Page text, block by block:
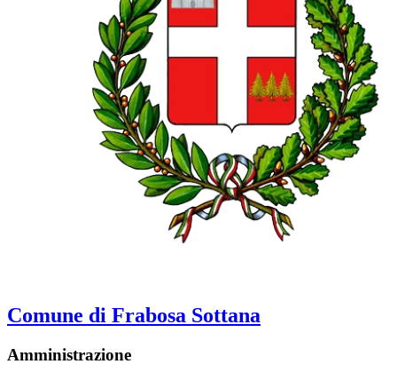
Comune di Frabosa Sottana
Amministrazione